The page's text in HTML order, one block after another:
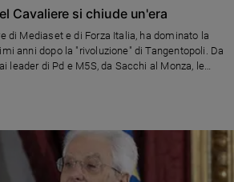
Cavaliere si chiude un'era
di Mediaset e di Forza Italia, ha dominato la
anni dopo la "rivoluzione" di Tangentopoli. Da
leader di Pd e M5S, da Sacchi al Monza, le
politico e sportivo